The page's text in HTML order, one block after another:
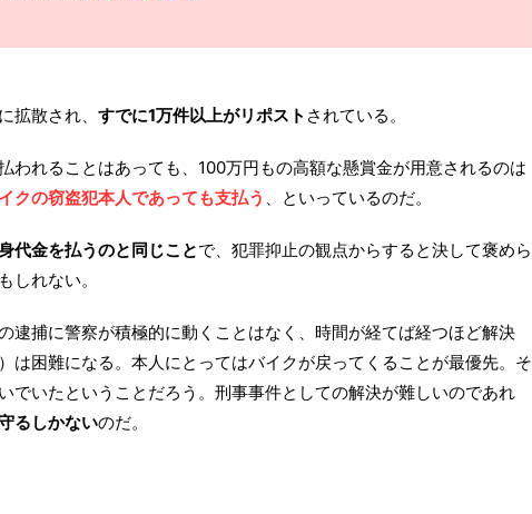
拡散され、 すでに1万件以上がリポスト されている。
われることはあっても、100万円もの高額な懸賞金が用意されるのは
クの窃盗犯本人であっても支払う 、といっているのだ。
代金を払うのと同じことで、犯罪抑止の観点からすると決して褒めら
しれない。
逮捕に警察が積極的に動くことはなく、時間が経てば経つほど解決
は困難になる。本人にとってはバイクが戻ってくることが最優先。そ
でいたということだろう。刑事事件としての解決が難しいのであれ
るしかないのだ。